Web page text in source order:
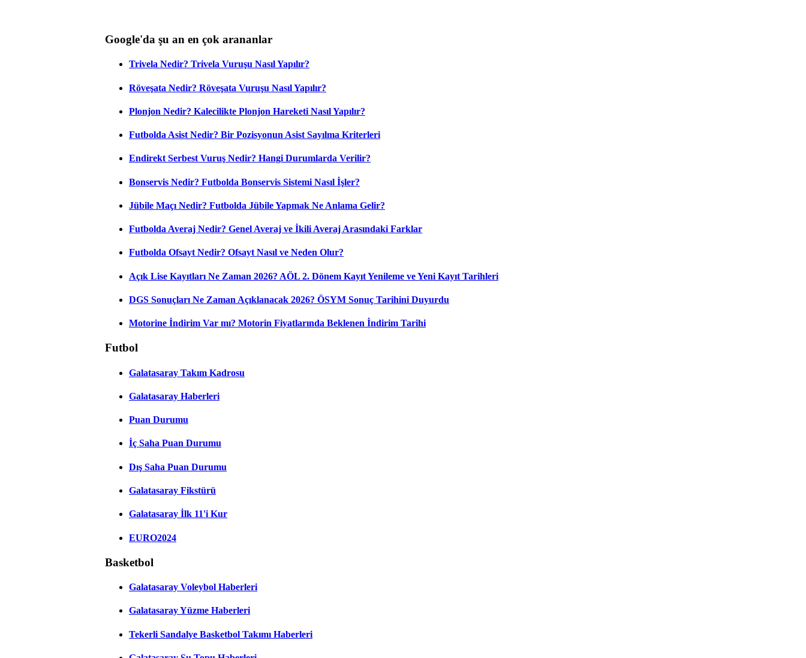
Google'da şu an en çok arananlar
Trivela Nedir? Trivela Vuruşu Nasıl Yapılır?
Röveşata Nedir? Röveşata Vuruşu Nasıl Yapılır?
Plonjon Nedir? Kalecilikte Plonjon Hareketi Nasıl Yapılır?
Futbolda Asist Nedir? Bir Pozisyonun Asist Sayılma Kriterleri
Endirekt Serbest Vuruş Nedir? Hangi Durumlarda Verilir?
Bonservis Nedir? Futbolda Bonservis Sistemi Nasıl İşler?
Jübile Maçı Nedir? Futbolda Jübile Yapmak Ne Anlama Gelir?
Futbolda Averaj Nedir? Genel Averaj ve İkili Averaj Arasındaki Farklar
Futbolda Ofsayt Nedir? Ofsayt Nasıl ve Neden Olur?
Açık Lise Kayıtları Ne Zaman 2026? AÖL 2. Dönem Kayıt Yenileme ve Yeni Kayıt Tarihleri
DGS Sonuçları Ne Zaman Açıklanacak 2026? ÖSYM Sonuç Tarihini Duyurdu
Motorine İndirim Var mı? Motorin Fiyatlarında Beklenen İndirim Tarihi
Futbol
Galatasaray Takım Kadrosu
Galatasaray Haberleri
Puan Durumu
İç Saha Puan Durumu
Dış Saha Puan Durumu
Galatasaray Fikstürü
Galatasaray İlk 11'i Kur
EURO2024
Basketbol
Galatasaray Voleybol Haberleri
Galatasaray Yüzme Haberleri
Tekerli Sandalye Basketbol Takımı Haberleri